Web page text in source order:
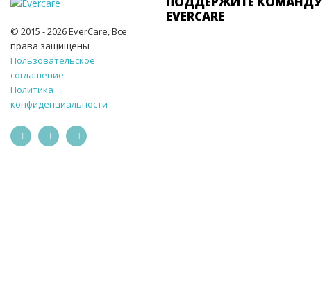
© 2015 - 2026 EverCare, Все
права защищены
Пользовательское
соглашение
Политика
конфиденциальности
EVERCARE